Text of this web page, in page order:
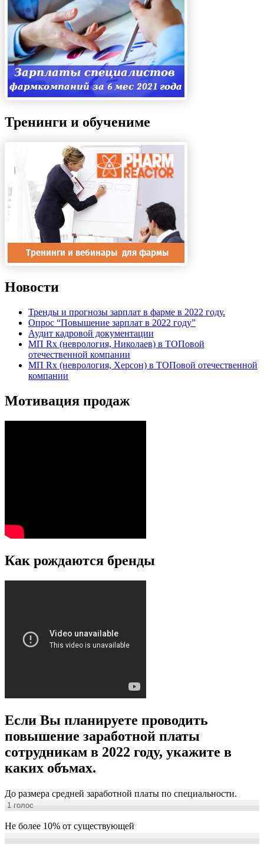
Тренинги и обучениме
Новости
Тренды и прогнозы зарплат в фарме в 2022 году.
Опрос “Повышение зарплат в 2022 году”
Аудит кадровой документации
МП Rx (неврология, Николаев) в ТОПовой
отечественной компании
МП Rx (неврология, Херсон) в ТОПовой отечественной
компании
Мотивация продаж
Как рождаются бренды
Если Вы планируете проводить
повышение заработной платы
сотрудникам в 2022 году, укажите в
каких объмах.
До размера средней заработной платы по специальности.
1 голос
Не более 10% от существующей